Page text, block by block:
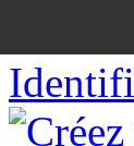
06 18